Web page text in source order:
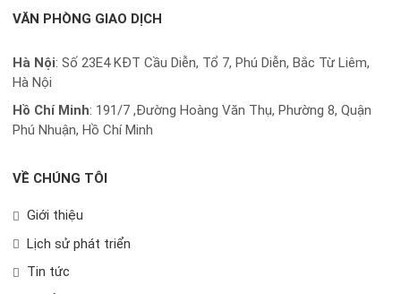
VĂN PHÒNG GIAO DỊCH
Hà Nội: Số 23E4 KĐT Cầu Diễn, Tổ 7, Phú Diễn, Bắc Từ Liêm,
Hà Nội
Hồ Chí Minh: 191/7 ,Đường Hoàng Văn Thụ, Phường 8, Quận
Phú Nhuận, Hồ Chí Minh
VỀ CHÚNG TÔI
Giới thiệu
Lịch sử phát triển
Tin tức